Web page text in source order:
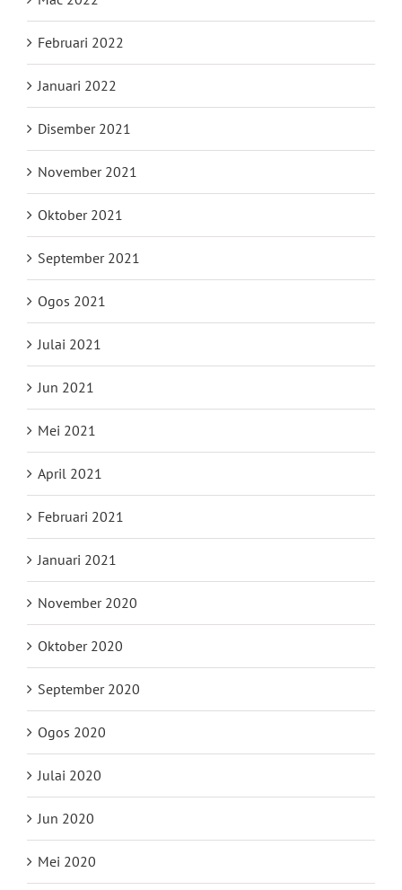
Februari 2022
Januari 2022
Disember 2021
November 2021
Oktober 2021
September 2021
Ogos 2021
Julai 2021
Jun 2021
Mei 2021
April 2021
Februari 2021
Januari 2021
November 2020
Oktober 2020
September 2020
Ogos 2020
Julai 2020
Jun 2020
Mei 2020